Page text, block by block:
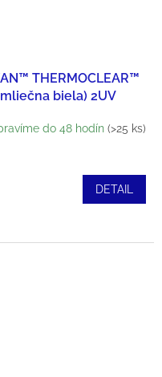
THERMOCLEAR™
biela) 2UV
do 48 hodín (>25 ks)
DETAIL